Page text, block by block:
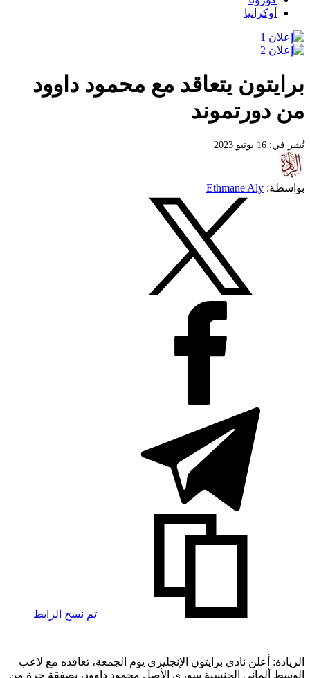
أوكرانيا
برايتون يتعاقد مع محمود داوود
من دورتموند
نُشر في: 16 يونيو 2023
بواسطة: Ethmane Aly
تم نسخ الرابط
الريادة: أعلن نادي برايتون الإنجليزي يوم الجمعة، تعاقده مع لاعب
الوسط ألماني الجنسية سوري الأصل محمود داوود، بصفقة حرة من